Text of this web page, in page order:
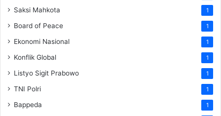
Saksi Mahkota 1
Board of Peace 1
Ekonomi Nasional 1
Konflik Global 1
Listyo Sigit Prabowo 1
TNI Polri 1
Bappeda 1